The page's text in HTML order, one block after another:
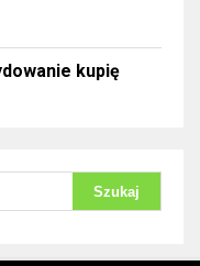
kupię